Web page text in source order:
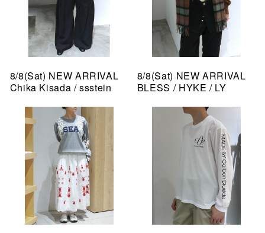
8/8(Sat) NEW ARRIVAL
Chika Kisada / ssstein
8/8(Sat) NEW ARRIVAL
BLESS / HYKE / LY